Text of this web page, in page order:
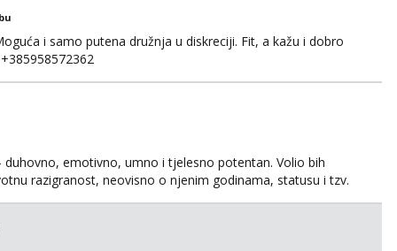
i samo putena družnja u diskreciji. Fit, a kažu i dobro
emotivno, umno i tjelesno potentan. Volio bih
razigranost, neovisno o njenim godinama, statusu i tzv.